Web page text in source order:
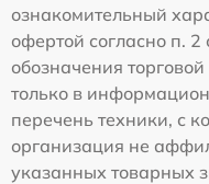
ознакомительный
офертой согласно п.
обозначения
только в
перечень техники, с
организация не
указанных товарных